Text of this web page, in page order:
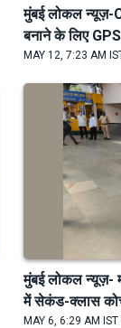
मुंबई लोकल न्यूज़-
बनाने के लिए
MAY 12, 7:23 AM
मुंबई लोकल न्यूज़-
में सेकंड-क्लास
MAY 6, 6:29 AM IST